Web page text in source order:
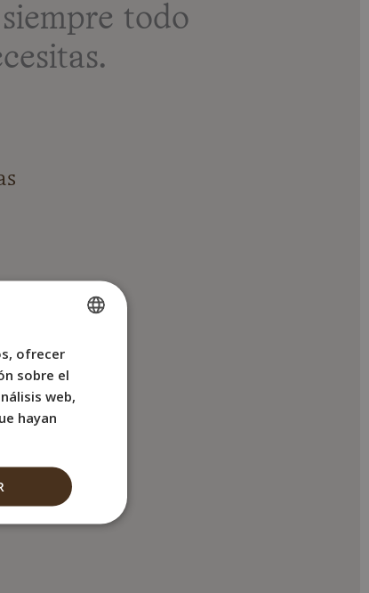
todo
SPANISH
ENGLISH
GERMAN
ofrecer
sobre el
web,
hayan